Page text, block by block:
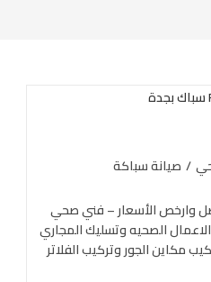
/ صيانة سباكة
0554031437 افضل وارخص الأسعار – فني صحي
الصحيه وتسليك المجاري
مكاين الجور وتركيب الفلاتر